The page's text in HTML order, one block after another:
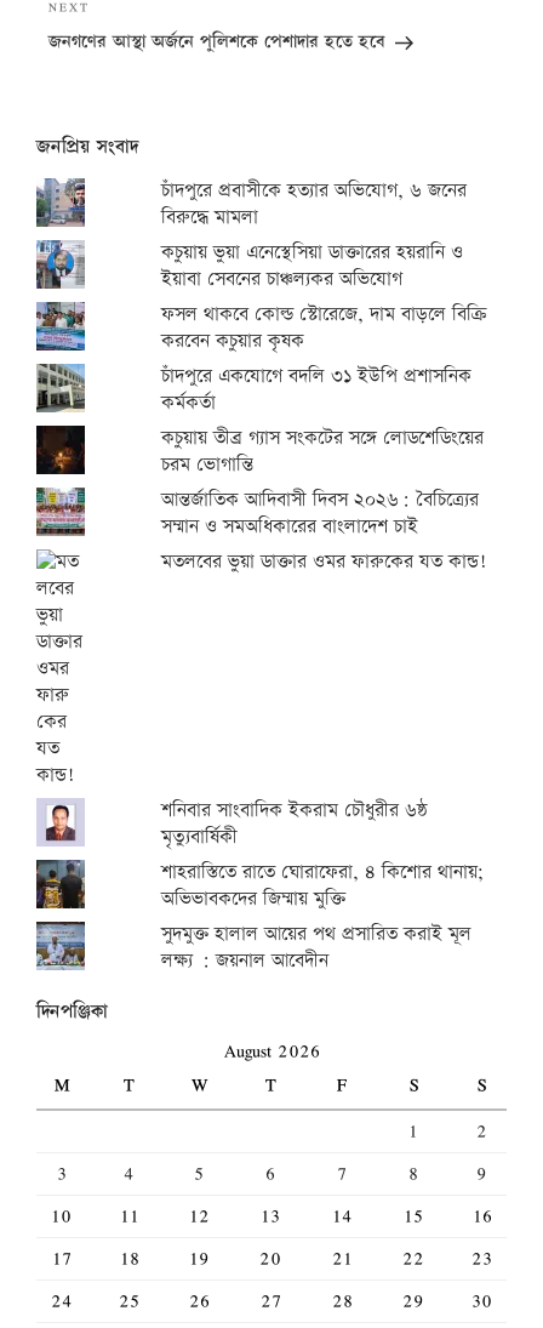
Next
Post
NEXT
জনগণের আস্থা অর্জনে পুলিশকে পেশাদার হতে হবে
জনপ্রিয় সংবাদ
চাঁদপুরে প্রবাসীকে হত্যার অভিযোগ, ৬ জনের
বিরুদ্ধে মামলা
কচুয়ায় ভুয়া এনেস্থেসিয়া ডাক্তারের হয়রানি ও
ইয়াবা সেবনের চাঞ্চল্যকর অভিযোগ
ফসল থাকবে কোল্ড স্টোরেজে, দাম বাড়লে বিক্রি
করবেন কচুয়ার কৃষক
চাঁদপুরে একযোগে বদলি ৩১ ইউপি প্রশাসনিক
কর্মকর্তা
কচুয়ায় তীব্র গ্যাস সংকটের সঙ্গে লোডশেডিংয়ের
চরম ভোগান্তি
আন্তর্জাতিক আদিবাসী দিবস ২০২৬: বৈচিত্র্যের
সম্মান ও সমঅধিকারের বাংলাদেশ চাই
মতলবের ভুয়া ডাক্তার ওমর ফারুকের যত কান্ড!
শনিবার সাংবাদিক ইকরাম চৌধুরীর ৬ষ্ঠ
মৃত্যুবার্ষিকী
শাহরাস্তিতে রাতে ঘোরাফেরা, ৪ কিশোর থানায়;
অভিভাবকদের জিম্মায় মুক্তি
সুদমুক্ত হালাল আয়ের পথ প্রসারিত করাই মূল
লক্ষ্য : জয়নাল আবেদীন
দিনপঞ্জিকা
August 2026
M
T W T F S
S
1
2
3
4 5 6 7 8
9
10
11 12 13 14 15
16
17
18 19 20 21 22
23
24
25 26 27 28 29
30